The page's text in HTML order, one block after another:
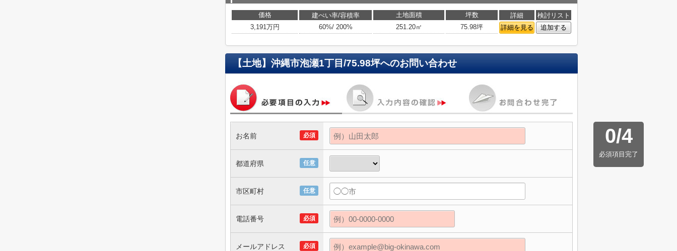
価格 建ぺい率/容積率 土地面積 坪数 詳細
検討リスト
3,191万円
60%/ 200% 251.20㎡ 75.98坪 詳細を見る 追加する
【土地】沖縄市泡瀬1丁目/75.98坪へのお問い合わせ
0/4
必須項目完了
必須
お名前
任意
都道府県
任意
市区町村
必須
電話番号
必須
メールアドレス